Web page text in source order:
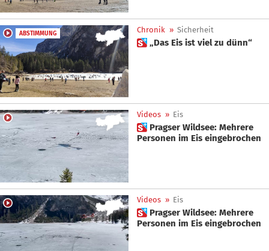
ABSTIMMUNG Chronik » Sicherheit
 „Das Eis ist viel zu dünn“
Videos » Eis
 Pragser Wildsee: Mehrere
Personen im Eis eingebrochen
Videos » Eis
 Pragser Wildsee: Mehrere
Personen im Eis eingebrochen